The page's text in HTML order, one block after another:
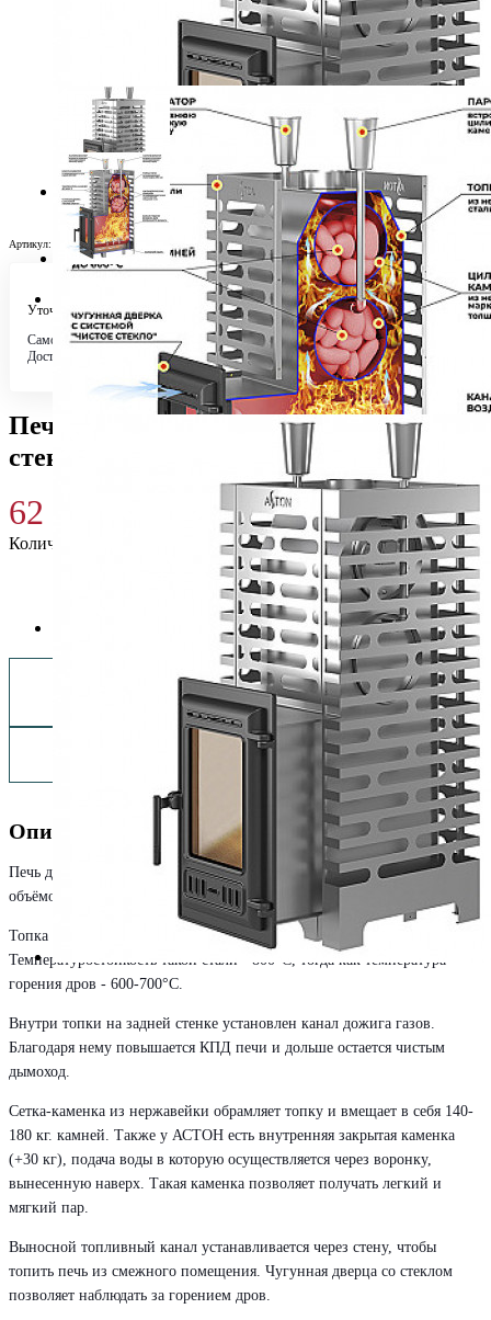
Артикул: УТ-00008669
Уточняйте у менеджера
Самовывоз
Бесплатно в 4 магазинах
Доставка по городу
Бесплатно
Печь для бани ASTON 24 INOX (310) со
стеклом
62 820
Количество
Купить 62 820 ₽
Заказать монтаж изделия
Описание
Печь для бани ASTON 24 INOX (310) со стеклом подходит для парных
объёмом от 20 до 28 м3.
Топка печи сделана из нержавеющей стали AISI 430 толщиной 4 мм.
Температуростойкость такой стали - 800°С, тогда как температура
горения дров - 600-700°С.
Внутри топки на задней стенке установлен канал дожига газов.
Благодаря нему повышается КПД печи и дольше остается чистым
дымоход.
Сетка-каменка из нержавейки обрамляет топку и вмещает в себя 140-
180 кг. камней. Также у АСТОН есть внутренняя закрытая каменка
(+30 кг), подача воды в которую осуществляется через воронку,
вынесенную наверх. Такая каменка позволяет получать легкий и
мягкий пар.
Выносной топливный канал устанавливается через стену, чтобы
топить печь из смежного помещения. Чугунная дверца со стеклом
позволяет наблюдать за горением дров.